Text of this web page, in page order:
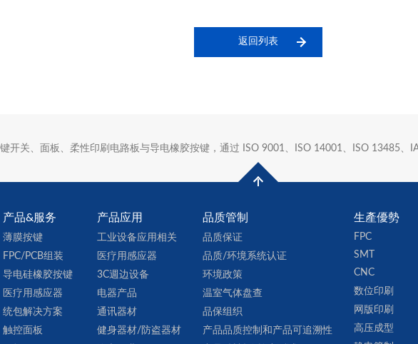
返回列表
开关、面板、柔性印刷电路板与导电橡胶按键，通过 ISO 9001、ISO 14001、ISO 13485、
产品&服务
薄膜按键
FPC/PCB组装
导电硅橡胶按键
医疗用感应器
统包解决方案
触控面板
产品应用
工业设备应用相关
医疗用感应器
3C週边设备
电器产品
通讯器材
健身器材/防盗器材
品质管制
品质保证
品质/环境系统认证
环境政策
温室气体盘查
品保组织
产品品质控制和产品可追溯性
生產優勢
FPC
SMT
CNC
数位印刷
网版印刷
高压成型